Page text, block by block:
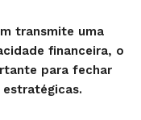
transmite uma
financeira, o
para fechar